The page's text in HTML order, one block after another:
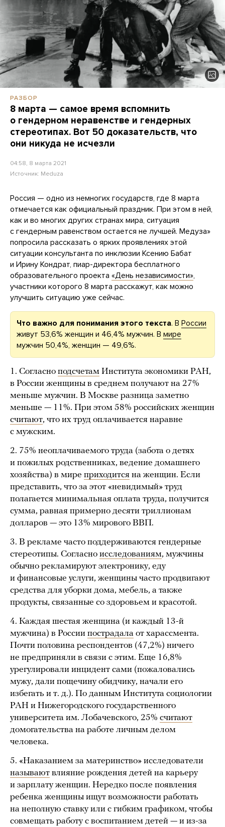
РАЗБОР
8 марта — самое время вспомнить
о гендерном неравенстве и гендерных
стереотипах. Вот 50 доказательств, что
они никуда не исчезли
04:58, 8 марта 2021
Источник: Meduza
Россия — одно из немногих государств, где 8 марта
отмечается как официальный праздник. При этом в ней,
как и во многих других странах мира, ситуация
с гендерным равенством остается не лучшей. Медуза»
попросила рассказать о ярких проявлениях этой
ситуации консультанта по инклюзии Ксению Бабат
и Ирину Кондрат, пиар-директора бесплатного
образовательного проекта «День независимости»,
участники которого 8 марта расскажут, как можно
улучшить ситуацию уже сейчас.
Что важно для понимания этого текста. В России
живут 53,6% женщин и 46,4% мужчин. В мире
мужчин 50,4%, женщин — 49,6%.
1. Согласно подсчетам Института экономики РАН,
в России женщины в среднем получают на 27%
меньше мужчин. В Москве разница заметно
меньше — 11%. При этом 58% российских женщин
считают, что их труд оплачивается наравне
с мужским.
2. 75% неоплачиваемого труда (забота о детях
и пожилых родственниках, ведение домашнего
хозяйства) в мире приходится на женщин. Если
представить, что за этот «невидимый» труд
полагается минимальная оплата труда, получится
сумма, равная примерно десяти триллионам
долларов — это 13% мирового ВВП.
3. В рекламе часто поддерживаются гендерные
стереотипы. Согласно исследованиям, мужчины
обычно рекламируют электронику, еду
и финансовые услуги, женщины часто продвигают
средства для уборки дома, мебель, а также
продукты, связанные со здоровьем и красотой.
4. Каждая шестая женщина (и каждый 13-й
мужчина) в России пострадала от харассмента.
Почти половина респондентов (47,2%) ничего
не предприняли в связи с этим. Еще 16,8%
урегулировали инцидент сами (пожаловались
мужу, дали пощечину обидчику, начали его
избегать и т. д.). По данным Института социологии
РАН и Нижегородского государственного
университета им. Лобачевского, 25% считают
домогательства на работе личным делом
человека.
5. «Наказанием за материнство» исследователи
называют влияние рождения детей на карьеру
и зарплату женщин. Нередко после появления
ребенка женщины ищут возможности работать
на неполную ставку или с гибким графиком, чтобы
совмещать работу с воспитанием детей — и из-за